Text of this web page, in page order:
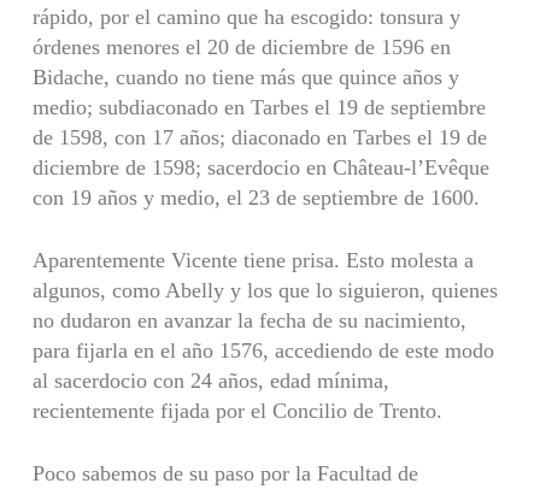
rápido, por el camino que ha escogido: tonsura y
órdenes menores el 20 de diciembre de 1596 en
Bidache, cuando no tiene más que quince años y
medio; subdiaconado en Tarbes el 19 de septiembre
de 1598, con 17 años; diaconado en Tarbes el 19 de
diciembre de 1598; sacerdocio en Château-l’Evêque
con 19 años y medio, el 23 de septiembre de 1600.
Aparentemente Vicente tiene prisa. Esto molesta a
algunos, como Abelly y los que lo siguieron, quienes
no dudaron en avanzar la fecha de su nacimiento,
para fijarla en el año 1576, accediendo de este modo
al sacerdocio con 24 años, edad mínima,
recientemente fijada por el Concilio de Trento.
Poco sabemos de su paso por la Facultad de